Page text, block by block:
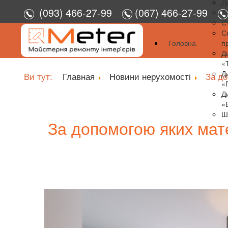
(093) 466-27-99 (067) 466-27-99
Головна
Ви тут: Главная Новини нерухомості За
За допомогою яких